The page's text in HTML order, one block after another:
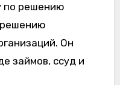
по решению
решению
Он
займов, ссуд и